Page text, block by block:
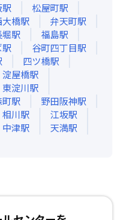
駅 松屋町駅
大橋駅 弁天町駅
駅 福島駅
駅 谷町四丁目駅
四ツ橋駅
淀屋橋駅
東淀川駅
町駅 野田阪神駅
相川駅 江坂駅
中津駅 天満駅